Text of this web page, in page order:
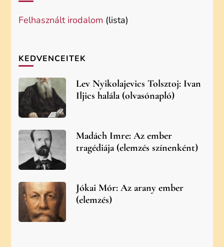
Felhasznált irodalom (lista)
KEDVENCEITEK
Lev Nyikolajevics Tolsztoj: Ivan
Iljics halála (olvasónapló)
Madách Imre: Az ember
tragédiája (elemzés színenként)
Jókai Mór: Az arany ember
(elemzés)